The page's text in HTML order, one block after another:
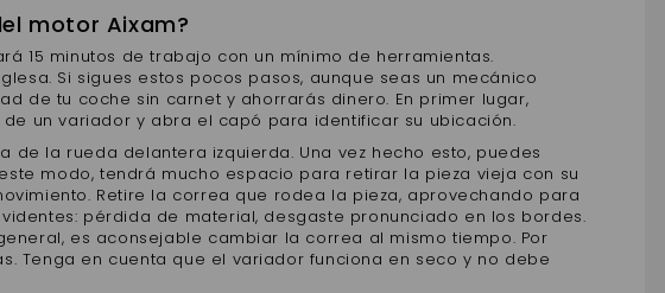
motor Aixam?
15 minutos de trabajo con un mínimo de herramientas.
Si sigues estos pocos pasos, aunque seas un mecánico
de tu coche sin carnet y ahorrarás dinero. En primer lugar,
un variador y abra el capó para identificar su ubicación.
la rueda delantera izquierda. Una vez hecho esto, puedes
modo, tendrá mucho espacio para retirar la pieza vieja con su
Retire la correa que rodea la pieza, aprovechando para
pérdida de material, desgaste pronunciado en los bordes.
es aconsejable cambiar la correa al mismo tiempo. Por
Tenga en cuenta que el variador funciona en seco y no debe